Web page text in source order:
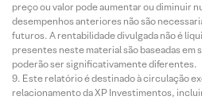
preço ou valor pode aumentar ou diminuir
desempenhos anteriores não são
futuros. A rentabilidade divulgada não é
presentes neste material são baseadas em
poderão ser significativamente diferentes.
Este relatório é destinado à circulação
relacionamento da XP Investimentos,